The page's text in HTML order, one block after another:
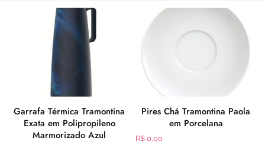
Garrafa Térmica Tramontina
Exata em Polipropileno
Marmorizado Azul
Pires Chá Tramontina Paola
em Porcelana
R$ 0,00